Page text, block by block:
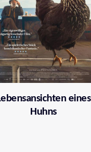
eines
Huhns